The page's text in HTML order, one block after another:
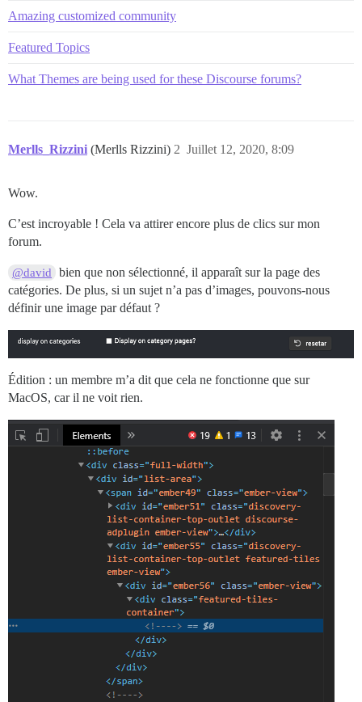
Amazing customized community
Featured Topics
What Themes are being used for these Discourse forums?
Merlls_Rizzini (Merlls Rizzini) Juillet 12, 2020, 8:09
2
Wow.
C’est incroyable ! Cela va attirer encore plus de clics sur mon
forum.
@david
bien que non sélectionné, il apparaît sur la page des
catégories. De plus, si un sujet n’a pas d’images, pouvons-nous
définir une image par défaut ?
Édition : un membre m’a dit que cela ne fonctionne que sur
MacOS, car il ne voit rien.